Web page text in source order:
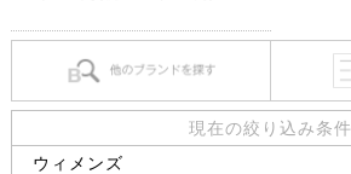
現在の絞り込み条件
ウィメンズ